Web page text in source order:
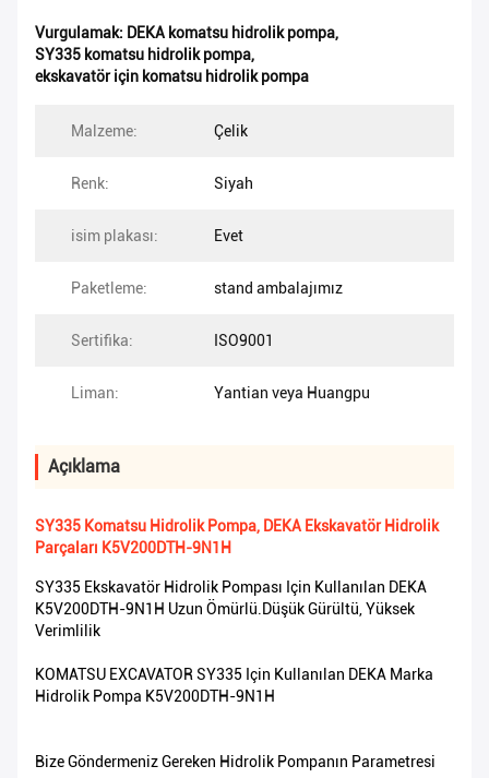
Vurgulamak: DEKA komatsu hidrolik pompa,
SY335 komatsu hidrolik pompa,
ekskavatör için komatsu hidrolik pompa
Malzeme: Çelik
Renk: Siyah
isim plakası: Evet
Paketleme: stand ambalajımız
Sertifika: ISO9001
Liman: Yantian veya Huangpu
Açıklama
SY335 Komatsu Hidrolik Pompa, DEKA Ekskavatör Hidrolik
Parçaları K5V200DTH-9N1H
SY335 Ekskavatör Hidrolik Pompası Için Kullanılan DEKA
K5V200DTH-9N1H Uzun Ömürlü.Düşük Gürültü, Yüksek
Verimlilik
KOMATSU EXCAVATOR SY335 Için Kullanılan DEKA Marka
Hidrolik Pompa K5V200DTH-9N1H
Bize Göndermeniz Gereken Hidrolik Pompanın Parametresi